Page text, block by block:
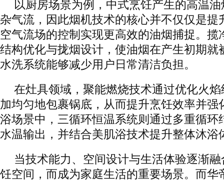
以厨房场景为例，中式烹饪产生的高温
杂气流，因此烟机技术的核心并不仅仅是提
空气流场的控制实现更高效的油烟捕捉。揽
结构优化与拢烟设计，使油烟在产生初期就
水洗系统能够减少用户日常清洁负担。
在灶具领域，聚能燃烧技术通过优化火
加均匀地包裹锅底，从而提升烹饪效率并强
浴场景中，三循环恒温系统则通过多重循环
水温输出，并结合美肌浴技术提升整体沐浴
当技术能力、空间设计与生活体验逐渐
饪空间，而成为家庭生活的重要场景。而华